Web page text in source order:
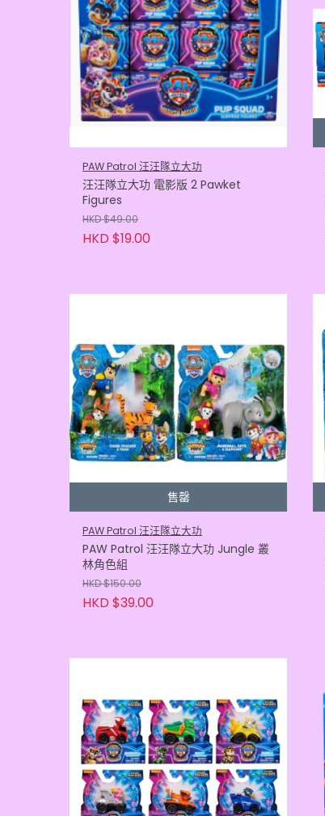
PAW Patrol 汪汪隊立大功
汪汪隊立大功 電影版 2 Pawket
Figures
HKD $49.00
HKD $19.00
售罄
PAW Patrol 汪汪隊立大功
PAW Patrol 汪汪隊立大功 Jungle 叢
林角色組
HKD $150.00
HKD $39.00